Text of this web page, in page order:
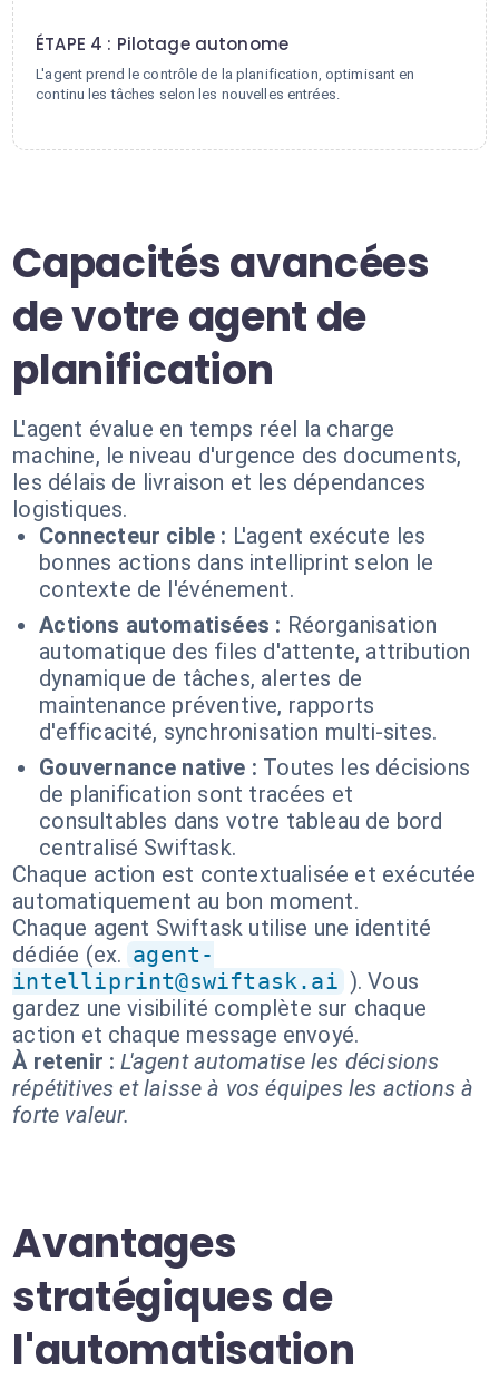
ÉTAPE 4 : Pilotage autonome
L'agent prend le contrôle de la planification, optimisant en
continu les tâches selon les nouvelles entrées.
Capacités avancées
de votre agent de
planification
L'agent évalue en temps réel la charge
machine, le niveau d'urgence des documents,
les délais de livraison et les dépendances
logistiques.
Connecteur cible : L'agent exécute les
bonnes actions dans intelliprint selon le
contexte de l'événement.
Actions automatisées : Réorganisation
automatique des files d'attente, attribution
dynamique de tâches, alertes de
maintenance préventive, rapports
d'efficacité, synchronisation multi-sites.
Gouvernance native : Toutes les décisions
de planification sont tracées et
consultables dans votre tableau de bord
centralisé Swiftask.
Chaque action est contextualisée et exécutée
automatiquement au bon moment.
Chaque agent Swiftask utilise une identité
dédiée (ex. agent-
intelliprint@swiftask.ai ). Vous
gardez une visibilité complète sur chaque
action et chaque message envoyé.
À retenir : L'agent automatise les décisions
répétitives et laisse à vos équipes les actions à
forte valeur.
Avantages
stratégiques de
l'automatisation